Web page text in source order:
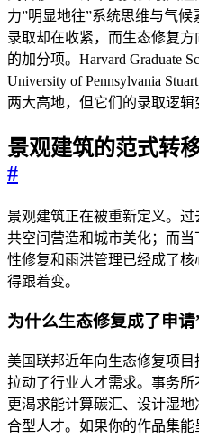
力”明显地往”系统思维与气候
录取却在收紧，而生态修复
的加分项。Harvard Graduate
University of Pennsylvania
两大高地，但它们的录取逻辑
景观建筑的范式转
#
景观建筑正在被重新定义。
共空间营造和城市美化；而
性修复和雨洪管理已经成了
得跟着变。
为什么生态修复成了申请
美国联邦近年向生态修复项
拉动了行业人才需求。事务所
更渴求能计算碳汇、设计湿
合型人才。如果你的作品集